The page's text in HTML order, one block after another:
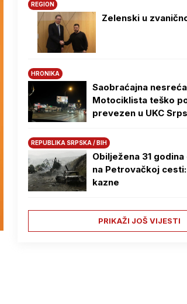
REGION
Zelenski u
HRONIKA
Saobraćajna
Motociklista teško
prevezen u UKC
REPUBLIKA SRPSKA / BIH
Obilježena 31
na Petrovačkoj
kazne
PRIKAŽI JOŠ VIJESTI